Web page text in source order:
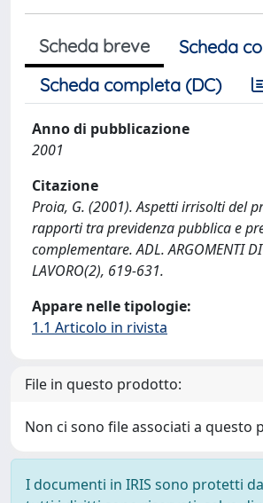
Scheda breve
Scheda
Scheda completa (DC)
Anno di pubblicazione
2001
Citazione
Proia, G. (2001). Aspetti irrisolti del
rapporti tra previdenza pubblica e
complementare. ADL. ARGOMENTI
LAVORO(2), 619-631.
Appare nelle tipologie:
1.1 Articolo in rivista
File in questo prodotto:
Non ci sono file associati a questo
I documenti in IRIS sono protetti